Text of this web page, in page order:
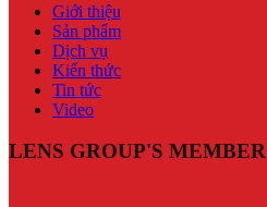
Giới thiệu
Sản phẩm
Dịch vụ
Kiến thức
Tin tức
Video
LENS GROUP'S MEMBER